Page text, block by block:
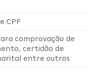
CPF
comprovação de
certidão de
entre outros